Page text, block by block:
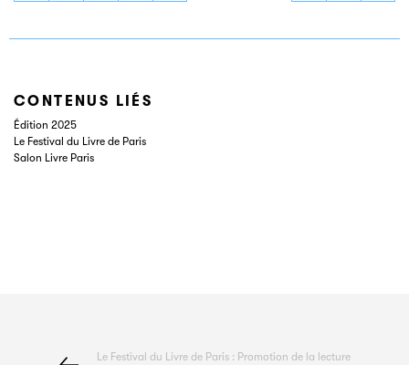
CONTENUS LIÉS
Édition 2025
Le Festival du Livre de Paris
Salon Livre Paris
Le Festival du Livre de Paris : Promotion de la lecture